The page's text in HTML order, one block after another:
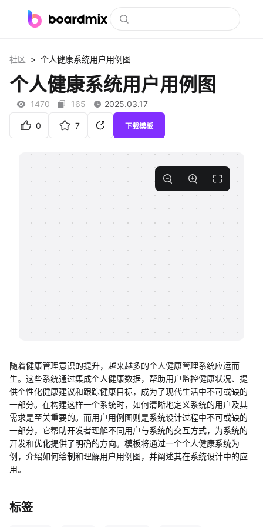
社区资源
下载
支持
帮助中心
知识分享社区
社区 > 个人健康系统用户用例图
个人健康系统用户用例图
1470 165 2025.03.17
0 7 下载模板
随着健康管理意识的提升，越来越多的个人健康管理系统应运而
生。这些系统通过集成个人健康数据，帮助用户监控健康状况、提
供个性化健康建议和跟踪健康目标，成为了现代生活中不可或缺的
一部分。在构建这样一个系统时，如何清晰地定义系统的用户及其
需求是至关重要的。而用户用例图则是系统设计过程中不可或缺的
一部分，它帮助开发者理解不同用户与系统的交互方式，为系统的
开发和优化提供了明确的方向。模板将通过一个个人健康系统为
例，介绍如何绘制和理解用户用例图，并阐述其在系统设计中的应
用。
标签